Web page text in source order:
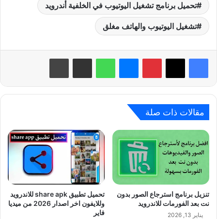
تحميل برنامج تشغيل اليوتيوب في الخلفية أندرويد
تشغيل اليوتيوب والهاتف مغلق
بينتيريست واتساب
مقالات ذات صلة
تنزيل برنامج استرجاع الصور بدون
نت بعد الفورمات للاندرويد
يناير 13, 2026
تحميل تطبيق share apk للاندرويد
وللايفون اخر اصدار 2026 من ميديا
فاير